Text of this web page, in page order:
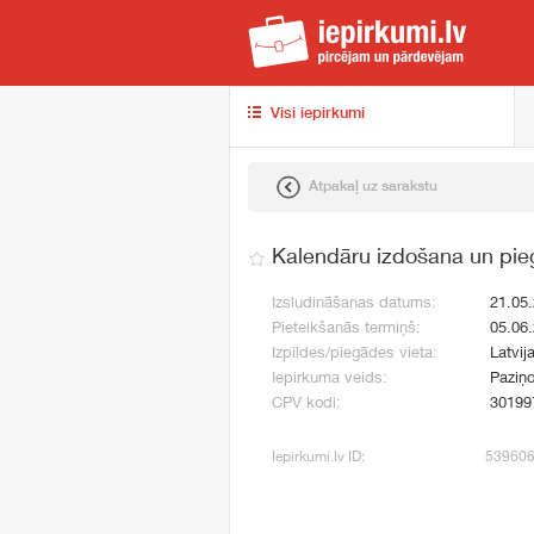
Visi iepirkumi
Atpakaļ uz sarakstu
Kalendāru izdošana un
Izsludināšanas datums:
Pieteikšanās termiņš:
Izpildes/piegādes vieta:
Iepirkuma veids:
CPV kodi:
Iepirkumi.lv ID: